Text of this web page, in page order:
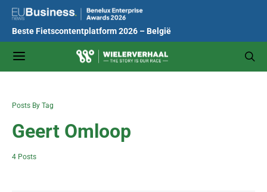
Beste Fietscontentplatform 2026 – België
Posts By Tag
Geert Omloop
4 Posts